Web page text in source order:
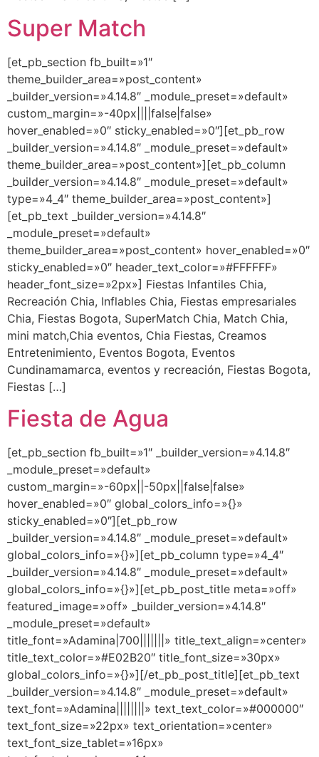
Super Match
[et_pb_section fb_built=»1″
theme_builder_area=»post_content»
_builder_version=»4.14.8″ _module_preset=»default»
custom_margin=»-40px||||false|false»
hover_enabled=»0″ sticky_enabled=»0″][et_pb_row
_builder_version=»4.14.8″ _module_preset=»default»
theme_builder_area=»post_content»][et_pb_column
_builder_version=»4.14.8″ _module_preset=»default»
type=»4_4″ theme_builder_area=»post_content»]
[et_pb_text _builder_version=»4.14.8″
_module_preset=»default»
theme_builder_area=»post_content» hover_enabled=»0″
sticky_enabled=»0″ header_text_color=»#FFFFFF»
header_font_size=»2px»] Fiestas Infantiles Chia,
Recreación Chia, Inflables Chia, Fiestas empresariales
Chia, Fiestas Bogota, SuperMatch Chia, Match Chia,
mini match,Chia eventos, Chia Fiestas, Creamos
Entretenimiento, Eventos Bogota, Eventos
Cundinamamarca, eventos y recreación, Fiestas Bogota,
Fiestas […]
Fiesta de Agua
[et_pb_section fb_built=»1″ _builder_version=»4.14.8″
_module_preset=»default»
custom_margin=»-60px||-50px||false|false»
hover_enabled=»0″ global_colors_info=»{}»
sticky_enabled=»0″][et_pb_row
_builder_version=»4.14.8″ _module_preset=»default»
global_colors_info=»{}»][et_pb_column type=»4_4″
_builder_version=»4.14.8″ _module_preset=»default»
global_colors_info=»{}»][et_pb_post_title meta=»off»
featured_image=»off» _builder_version=»4.14.8″
_module_preset=»default»
title_font=»Adamina|700|||||||» title_text_align=»center»
title_text_color=»#E02B20″ title_font_size=»30px»
global_colors_info=»{}»][/et_pb_post_title][et_pb_text
_builder_version=»4.14.8″ _module_preset=»default»
text_font=»Adamina||||||||» text_text_color=»#000000″
text_font_size=»22px» text_orientation=»center»
text_font_size_tablet=»16px»